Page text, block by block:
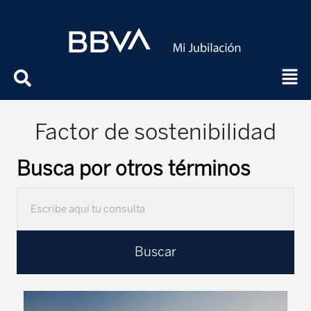
Factor de sostenibilidad
Busca por otros términos